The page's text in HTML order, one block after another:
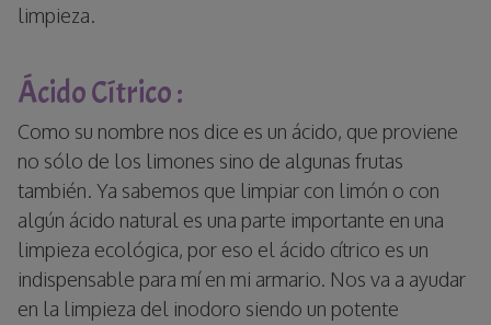
limpieza.
Ácido Cítrico :
Como su nombre nos dice es un ácido, que proviene
no sólo de los limones sino de algunas frutas
también. Ya sabemos que limpiar con limón o con
algún ácido natural es una parte importante en una
limpieza ecológica, por eso el ácido cítrico es un
indispensable para mí en mi armario. Nos va a ayudar
en la limpieza del inodoro siendo un potente